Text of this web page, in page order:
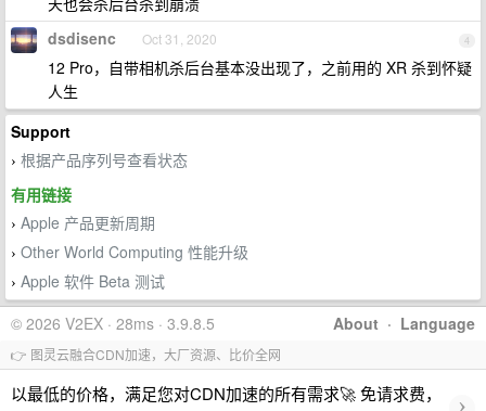
4
dsdisenc Oct 31, 2020
12 Pro，自带相机杀后台基本没出现了，之前用的 XR 杀到怀疑
人生
Support
› 根据产品序列号查看状态
有用链接
› Apple 产品更新周期
› Other World Computing 性能升级
› Apple 软件 Beta 测试
About · Language
© 2026 V2EX · 28ms · 3.9.8.5
👉 图灵云融合CDN加速，大厂资源、比价全网
以最低的价格，满足您对CDN加速的所有需求🚀 免请求费，
›